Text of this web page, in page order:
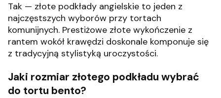
Tak — złote podkłady angielskie to jeden z
najczęstszych wyborów przy tortach
komunijnych. Prestiżowe złote wykończenie z
rantem wokół krawędzi doskonale komponuje się
z tradycyjną stylistyką uroczystości.
Jaki rozmiar złotego podkładu wybrać
do tortu bento?